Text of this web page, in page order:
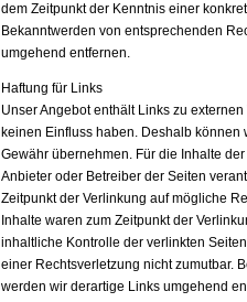
dem Zeitpunkt der Kenntnis einer
Bekanntwerden von entsprechenden
umgehend entfernen.
Haftung für Links
Unser Angebot enthält Links zu
keinen Einfluss haben. Deshalb können
Gewähr übernehmen. Für die Inhalte
Anbieter oder Betreiber der Seiten
Zeitpunkt der Verlinkung auf mögliche
Inhalte waren zum Zeitpunkt der
inhaltliche Kontrolle der verlinkten
einer Rechtsverletzung nicht zumutbar.
werden wir derartige Links umgehend